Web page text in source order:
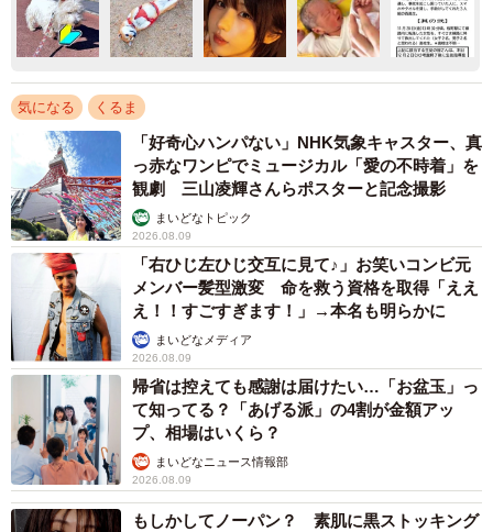
気になる くるま
「好奇心ハンパない」NHK気象キャスター、真
っ赤なワンピでミュージカル「愛の不時着」を
観劇 三山凌輝さんらポスターと記念撮影
まいどなトピック
2026.08.09
「右ひじ左ひじ交互に見て♪」お笑いコンビ元
メンバー髪型激変 命を救う資格を取得「ええ
え！！すごすぎます！」→本名も明らかに
まいどなメディア
2026.08.09
帰省は控えても感謝は届けたい…「お盆玉」っ
て知ってる？「あげる派」の4割が金額アッ
プ、相場はいくら？
まいどなニュース情報部
2026.08.09
もしかしてノーパン？ 素肌に黒ストッキング